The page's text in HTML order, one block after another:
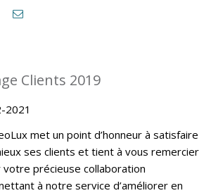
Clients 2019
2021
met un point d’honneur à satisfaire
ses clients et tient à vous remercier
votre précieuse collaboration
à notre service d’améliorer en